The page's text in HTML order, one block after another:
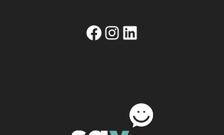
Facebook
Instagram
Linkedin